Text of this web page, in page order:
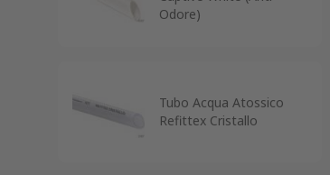
Odore)
Tubo Acqua Atossico
Refittex Cristallo